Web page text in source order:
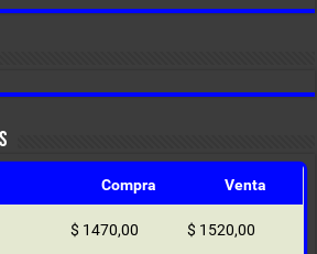
Compra Venta
$ 1470,00 $ 1520,00